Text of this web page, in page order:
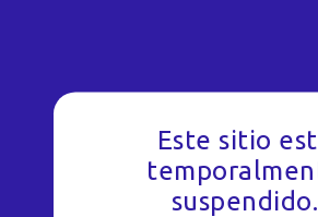
Este sitio
suspendido.